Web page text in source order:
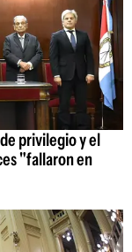
privilegio y el
"fallaron en